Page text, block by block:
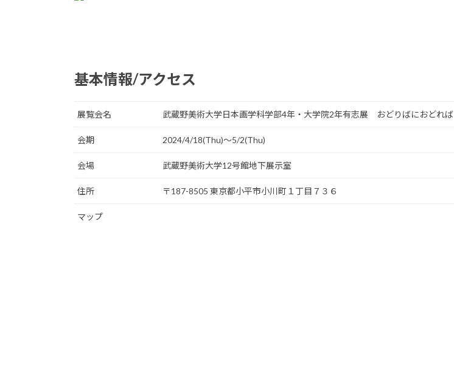
基本情報/アクセス
展覧会名 武蔵野美術大学日本画学科学部4年・大学院2年有志展 おどりばにおどれば
会期 2024/4/18(Thu)〜5/2(Thu)
会場 武蔵野美術大学12号館地下展示室
住所 〒187-8505 東京都小平市小川町１丁目７３６
マップ